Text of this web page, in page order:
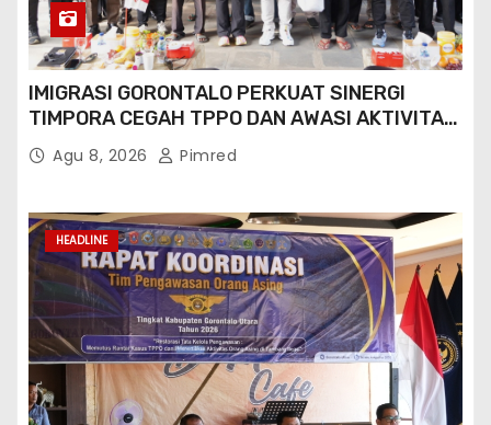
IMIGRASI GORONTALO PERKUAT SINERGI
TIMPORA CEGAH TPPO DAN AWASI AKTIVITAS
ORANG ASING DI GORONTALO UTARA
Agu 8, 2026 Pimred
HEADLINE